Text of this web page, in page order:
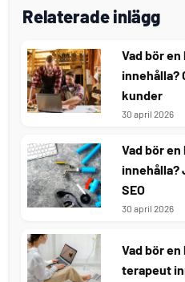
Relaterade inlägg
Vad bör
innehålla?
kunder
30 april 2026
Vad bör
innehålla?
SEO
30 april 2026
Vad bör
terapeut